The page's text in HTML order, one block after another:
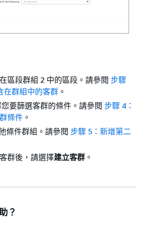
區段群組 2 中的區段。請參閱 步驟
在群組中的客群 。
您要篩選客群的條件。請參閱 步驟 4：
條件 。
條件群組。請參閱 步驟 5：新增第二
群後，請選擇建立客群 。
？